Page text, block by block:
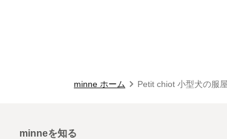
minne ホーム Petit chiot 小型犬
minneを知る